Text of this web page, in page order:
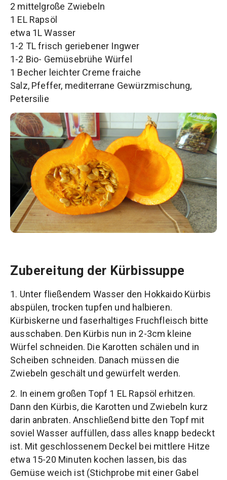
2 mittelgroße Zwiebeln
1 EL Rapsöl
etwa 1L Wasser
1-2 TL frisch geriebener Ingwer
1-2 Bio- Gemüsebrühe Würfel
1 Becher leichter Creme fraiche
Salz, Pfeffer, mediterrane Gewürzmischung,
Petersilie
Zubereitung der Kürbissuppe
1. Unter fließendem Wasser den Hokkaido Kürbis
abspülen, trocken tupfen und halbieren.
Kürbiskerne und faserhaltiges Fruchfleisch bitte
ausschaben. Den Kürbis nun in 2-3cm kleine
Würfel schneiden. Die Karotten schälen und in
Scheiben schneiden. Danach müssen die
Zwiebeln geschält und gewürfelt werden.
2. In einem großen Topf 1 EL Rapsöl erhitzen.
Dann den Kürbis, die Karotten und Zwiebeln kurz
darin anbraten. Anschließend bitte den Topf mit
soviel Wasser auffüllen, dass alles knapp bedeckt
ist. Mit geschlossenem Deckel bei mittlere Hitze
etwa 15-20 Minuten kochen lassen, bis das
Gemüse weich ist (Stichprobe mit einer Gabel